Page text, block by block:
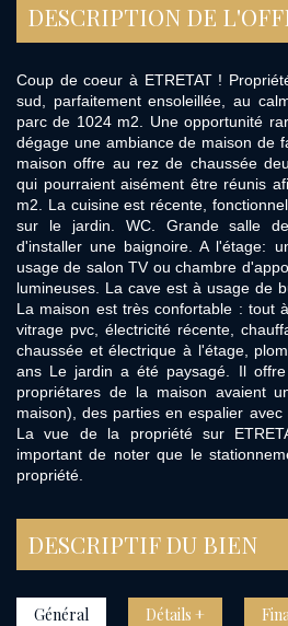
DESCRIPTION DE
Coup de coeur à ETRETAT !
sud, parfaitement ensoleillée, au
parc de 1024 m2. Une opportunité
dégage une ambiance de maison de
maison offre au rez de chaussée
qui pourraient aisément être réunis
m2. La cuisine est récente,
sur le jardin. WC. Grande salle
d'installer une baignoire. A l'étage:
usage de salon TV ou chambre
lumineuses. La cave est à usage de
La maison est très confortable : tout
vitrage pvc, électricité récente,
chaussée et électrique à l'étage,
ans Le jardin a été paysagé. Il
propriétares de la maison avaient
maison), des parties en espalier avec
La vue de la propriété sur
important de noter que le
propriété.
DESCRIPTIF DU BIEN
Général Détails +